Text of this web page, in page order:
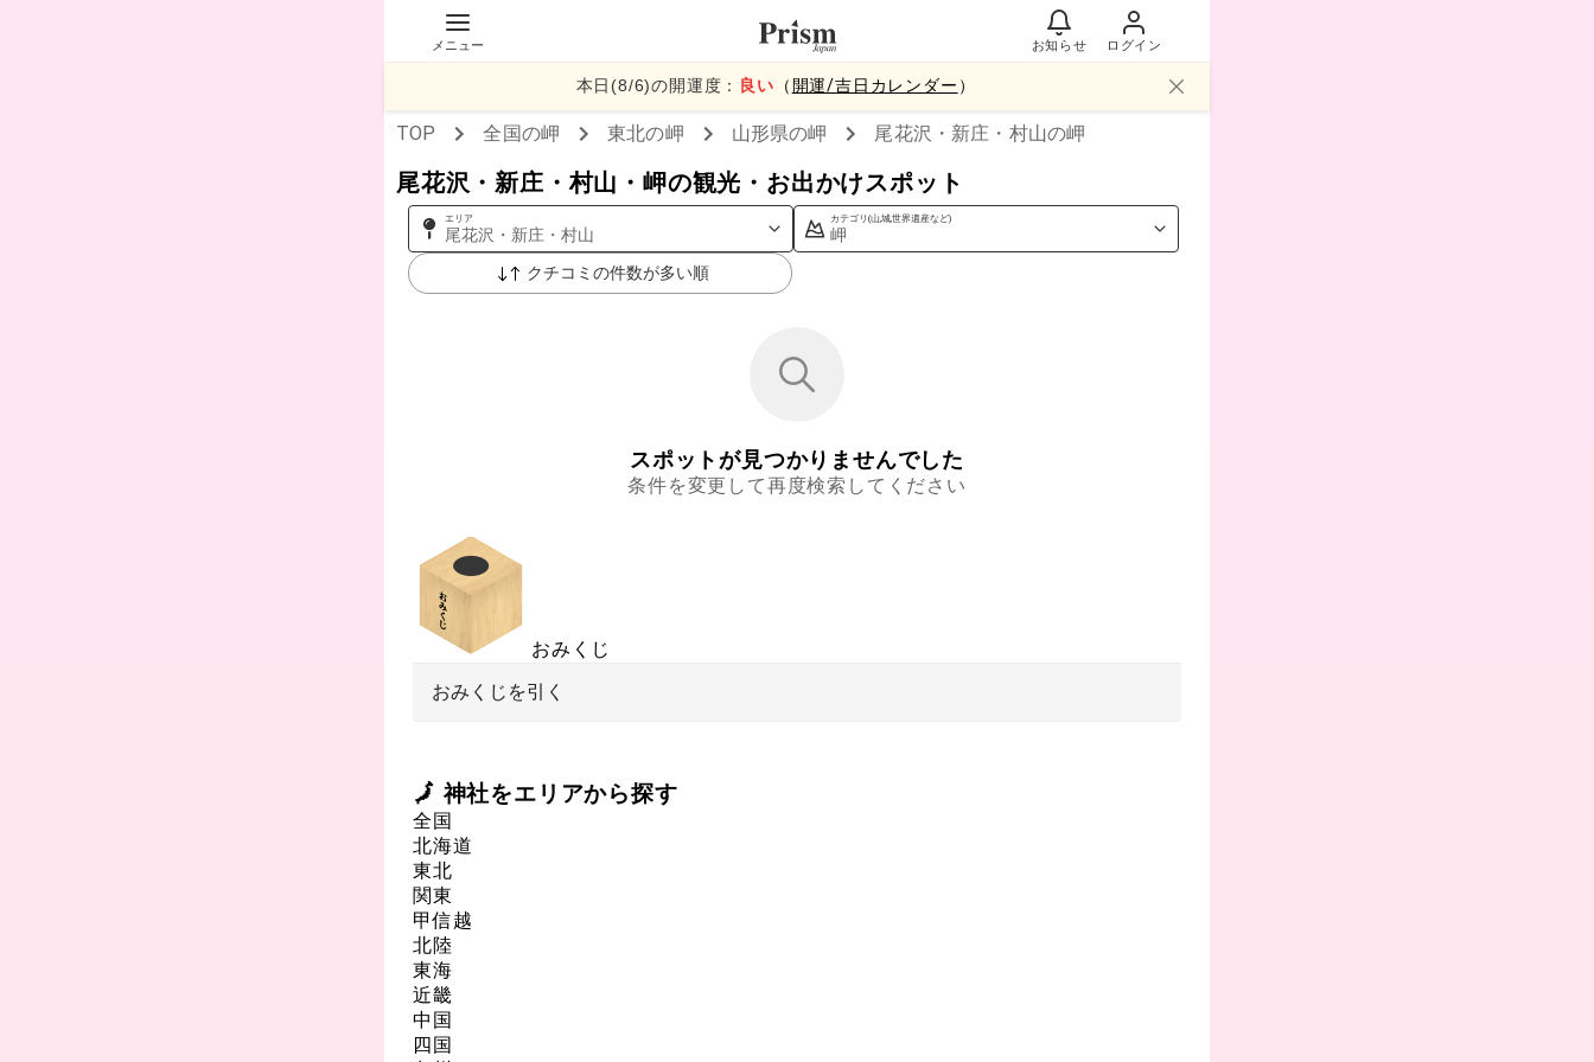
メニュー お知らせ ログイン
本日(8/6)の開運度： 良い （ 開運/吉日カレンダー ）
TOP 全国の岬 東北の岬 山形県の岬 尾花沢・新庄・村山の岬
尾花沢・新庄・村山・岬の観光・お出かけスポット
エリア
尾花沢・新庄・村山
カテゴリ(山,城,世界遺産など)
岬
クチコミの件数が多い順
スポットが見つかりませんでした
条件を変更して再度検索してください
おみくじ
おみくじを引く
🗾 神社をエリアから探す
全国
北海道
東北
関東
甲信越
北陸
東海
近畿
中国
四国